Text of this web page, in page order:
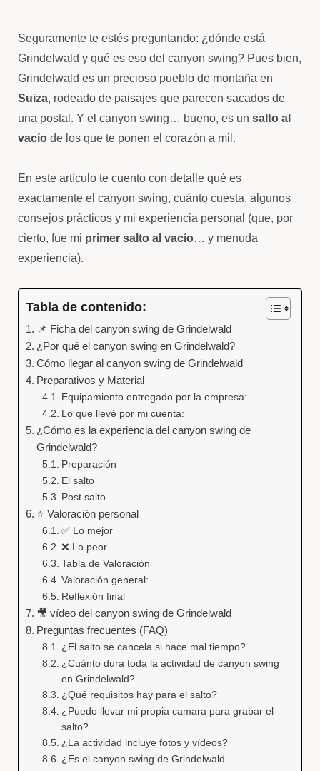
Seguramente te estés preguntando: ¿dónde está
Grindelwald y qué es eso del canyon swing? Pues bien,
Grindelwald es un precioso pueblo de montaña en
Suiza, rodeado de paisajes que parecen sacados de
una postal. Y el canyon swing… bueno, es un salto al
vacío de los que te ponen el corazón a mil.
En este artículo te cuento con detalle qué es
exactamente el canyon swing, cuánto cuesta, algunos
consejos prácticos y mi experiencia personal (que, por
cierto, fue mi primer salto al vacío… y menuda
experiencia).
Tabla de contenido:
📌 Ficha del canyon swing de Grindelwald
¿Por qué el canyon swing en Grindelwald?
Cómo llegar al canyon swing de Grindelwald
Preparativos y Material
Equipamiento entregado por la empresa:
Lo que llevé por mi cuenta:
¿Cómo es la experiencia del canyon swing de
Grindelwald?
Preparación
El salto
Post salto
⭐ Valoración personal
✅ Lo mejor
❌ Lo peor
Tabla de Valoración
Valoración general:
Reflexión final
🎥 vídeo del canyon swing de Grindelwald
Preguntas frecuentes (FAQ)
¿El salto se cancela si hace mal tiempo?
¿Cuánto dura toda la actividad de canyon swing
en Grindelwald?
¿Qué requisitos hay para el salto?
¿Puedo llevar mi propia camara para grabar el
salto?
¿La actividad incluye fotos y vídeos?
¿Es el canyon swing de Grindelwald